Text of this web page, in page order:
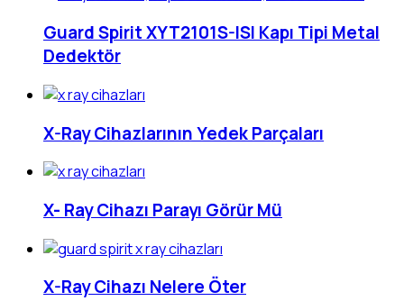
Guard Spirit XYT2101S-ISI Kapı Tipi Metal
Dedektör
X-Ray Cihazlarının Yedek Parçaları
X- Ray Cihazı Parayı Görür Mü
X-Ray Cihazı Nelere Öter